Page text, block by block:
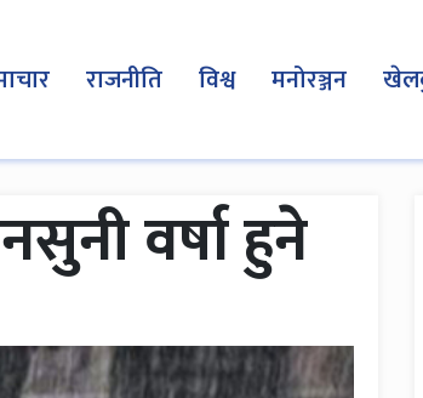
राजनीति विश्व मनोरञ्जन
वर्षा हुने